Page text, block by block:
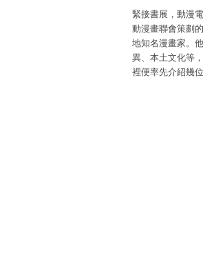
緊接書展，動漫
動漫畫聯會策劃
地知名漫畫家。
異、本土文化等
裡便率先介紹幾